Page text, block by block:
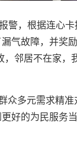
警，根据连心
气故障，并奖
，邻居不在家，
众多元需求精
好的为民服务当